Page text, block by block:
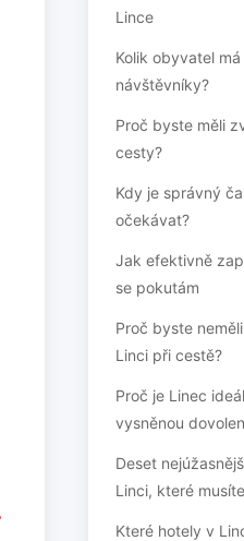
Lince
Kolik obyvatel
návštěvníky?
Proč byste měli
cesty?
Kdy je správný
očekávat?
Jak efektivně
se pokutám
Proč byste
Linci při cestě?
Proč je Linec
vysněnou
Deset
Linci, které
Které hotely v